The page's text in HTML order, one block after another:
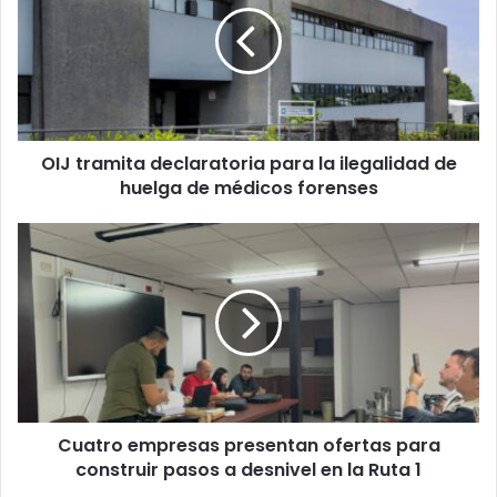
ilegalidad
de
de
médicos
OIJ tramita declaratoria para la ilegalidad de
huelga de médicos forenses
Cuatro
empresas
presentan
ofertas
construir
pasos
desnivel
Cuatro empresas presentan ofertas para
construir pasos a desnivel en la Ruta 1